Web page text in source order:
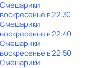
Смешарики
воскресенье в22:30
Смешарики
воскресенье в22:40
Смешарики
воскресенье в22:50
Смешарики